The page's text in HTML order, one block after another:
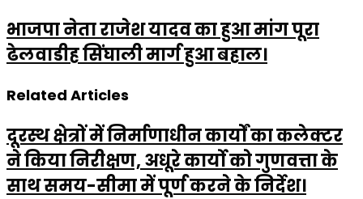
भाजपा नेता राजेश यादव का हुआ मांग पूरा
ढेलवाडीह सिंघाली मार्ग हुआ बहाल।
Related Articles
दूरस्थ क्षेत्रों में निर्माणाधीन कार्यों का कलेक्टर
ने किया निरीक्षण, अधूरे कार्यो को गुणवत्ता के
साथ समय-सीमा में पूर्ण करने के निर्देश।